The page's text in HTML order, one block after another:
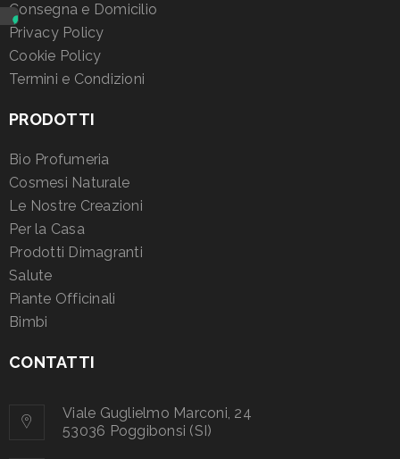
Consegna e Domicilio
Privacy Policy
Cookie Policy
Termini e Condizioni
PRODOTTI
Bio Profumeria
Cosmesi Naturale
Le Nostre Creazioni
Per la Casa
Prodotti Dimagranti
Salute
Piante Officinali
Bimbi
CONTATTI
Viale Guglielmo Marconi, 24
53036 Poggibonsi (SI)